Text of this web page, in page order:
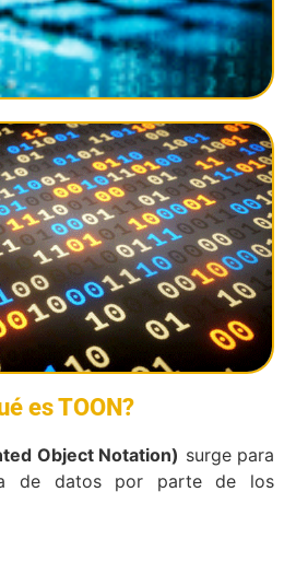
es TOON?
Object Notation) surge para
de datos por parte de los